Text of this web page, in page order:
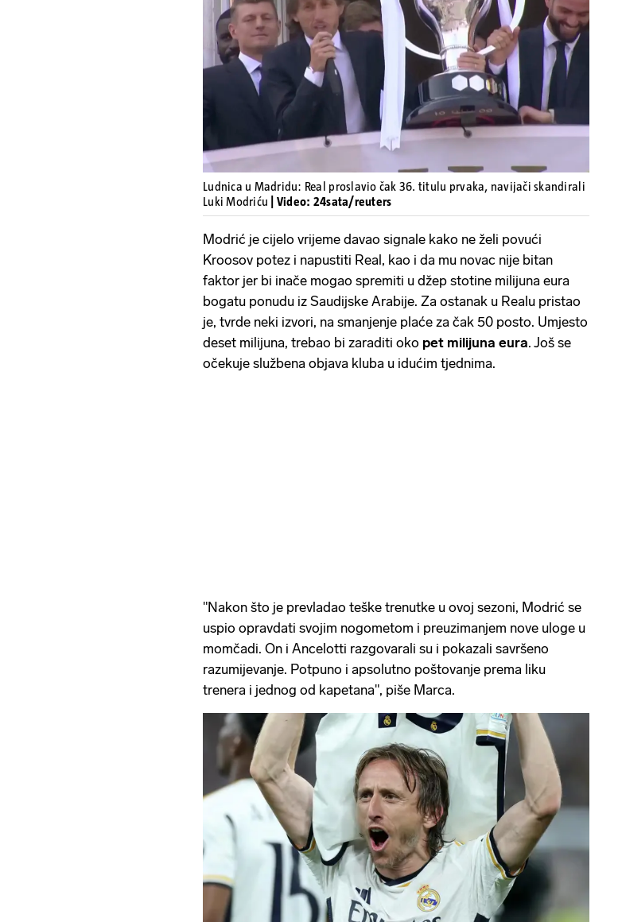
Pokretanje videa...
Ludnica u Madridu: Real proslavio čak 36. titulu prvaka, navijači skandirali
Luki Modriću
| Video: 24sata/reuters
Modrić je cijelo vrijeme davao signale kako ne želi povući
Kroosov potez i napustiti Real, kao i da mu novac nije bitan
faktor jer bi inače mogao spremiti u džep stotine milijuna eura
bogatu ponudu iz Saudijske Arabije. Za ostanak u Realu pristao
je, tvrde neki izvori, na smanjenje plaće za čak 50 posto. Umjesto
deset milijuna, trebao bi zaraditi oko pet milijuna eura. Još se
očekuje službena objava kluba u idućim tjednima.
"Nakon što je prevladao teške trenutke u ovoj sezoni, Modrić se
uspio opravdati svojim nogometom i preuzimanjem nove uloge u
momčadi. On i Ancelotti razgovarali su i pokazali savršeno
razumijevanje. Potpuno i apsolutno poštovanje prema liku
trenera i jednog od kapetana", piše Marca.